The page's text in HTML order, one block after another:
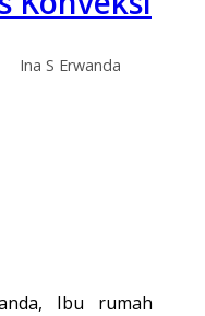
Ina S Erwanda
Ibu rumah